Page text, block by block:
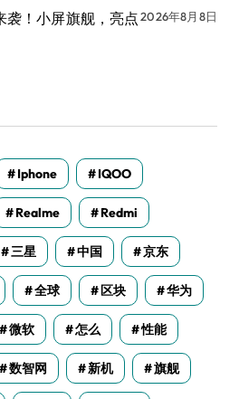
袭！小屏旗舰，亮点2026年8月8日
Iphone IQOO
Realme Redmi
三星 中国 京东
全球 区块 华为
微软 怎么 性能
数智网 新机 旗舰